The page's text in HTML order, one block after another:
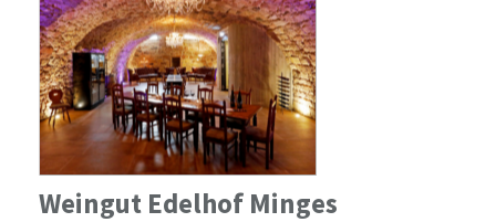
Weingut Edelhof Minges